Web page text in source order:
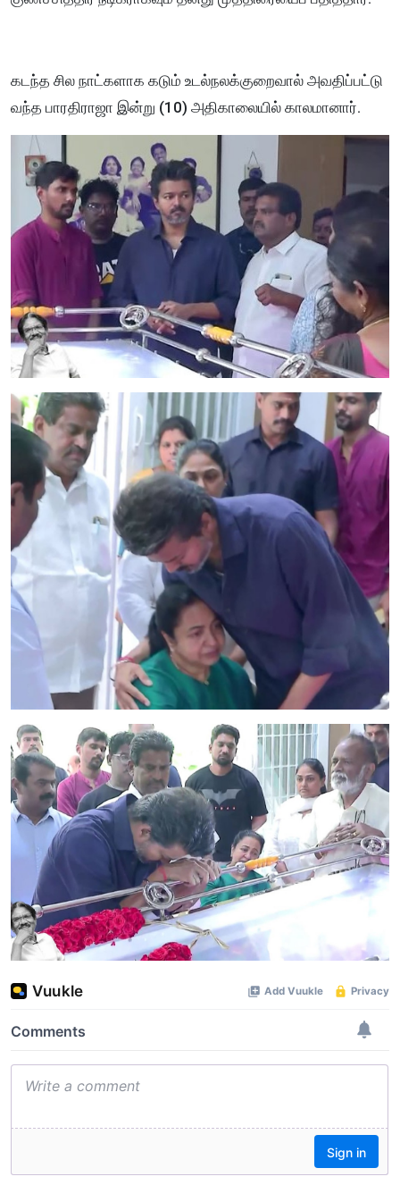
கடந்த சில நாட்களாக கடும் உடல்நலக்குறைவால் அவதிப்பட்டு
வந்த பாரதிராஜா இன்று (10) அதிகாலையில் காலமானார்.